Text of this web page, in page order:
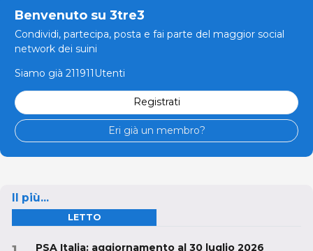
Benvenuto su 3tre3
Condividi, partecipa, posta e fai parte del maggior social
network dei suini
Siamo già 211911Utenti
Registrati
Eri già un membro?
Il più...
LETTO
PSA Italia: aggiornamento al 30 luglio 2026